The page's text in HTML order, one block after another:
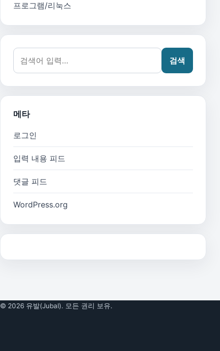
프로그램/리눅스
검색어:
검색
메타
로그인
입력 내용 피드
댓글 피드
WordPress.org
© 2026 유발(Jubal). 모든 권리 보유.